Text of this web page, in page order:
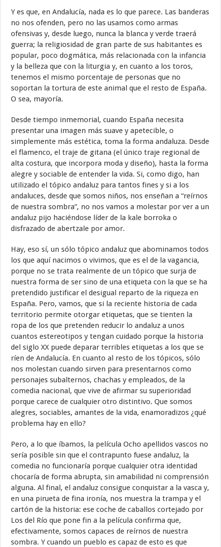
Y es que, en Andalucía, nada es lo que parece. Las banderas
no nos ofenden, pero no las usamos como armas
ofensivas y, desde luego, nunca la blanca y verde traerá
guerra; la religiosidad de gran parte de sus habitantes es
popular, poco dogmática, más relacionada con la infancia
y la belleza que con la liturgia y, en cuanto a los toros,
tenemos el mismo porcentaje de personas que no
soportan la tortura de este animal que el resto de España.
O sea, mayoría.
Desde tiempo inmemorial, cuando España necesita
presentar una imagen más suave y apetecible, o
simplemente más estética, toma la forma andaluza. Desde
el flamenco, el traje de gitana (el único traje regional de
alta costura, que incorpora moda y diseño), hasta la forma
alegre y sociable de entender la vida. Si, como digo, han
utilizado el tópico andaluz para tantos fines y si a los
andaluces, desde que somos niños, nos enseñan a “reírnos
de nuestra sombra”, no nos vamos a molestar por ver a un
andaluz pijo haciéndose líder de la kale borroka o
disfrazado de abertzale por amor.
Hay, eso sí, un sólo tópico andaluz que abominamos todos
los que aquí nacimos o vivimos, que es el de la vagancia,
porque no se trata realmente de un tópico que surja de
nuestra forma de ser sino de una etiqueta con la que se ha
pretendido justificar el desigual reparto de la riqueza en
España. Pero, vamos, que si la reciente historia de cada
territorio permite otorgar etiquetas, que se tienten la
ropa de los que pretenden reducir lo andaluz a unos
cuantos estereotipos y tengan cuidado porque la historia
del siglo XX puede deparar terribles etiquetas a los que se
ríen de Andalucía. En cuanto al resto de los tópicos, sólo
nos molestan cuando sirven para presentarnos como
personajes subalternos, chachas y empleados, de la
comedia nacional, que vive de afirmar su superioridad
porque carece de cualquier otro distintivo. Que somos
alegres, sociables, amantes de la vida, enamoradizos ¿qué
problema hay en ello?
Pero, a lo que íbamos, la película Ocho apellidos vascos no
sería posible sin que el contrapunto fuese andaluz, la
comedia no funcionaría porque cualquier otra identidad
chocaría de forma abrupta, sin amabilidad ni comprensión
alguna. Al final, el andaluz consigue conquistar a la vasca y,
en una pirueta de fina ironía, nos muestra la trampa y el
cartón de la historia: ese coche de caballos cortejado por
Los del Río que pone fin a la película confirma que,
efectivamente, somos capaces de reírnos de nuestra
sombra. Y cuando un pueblo es capaz de esto es que